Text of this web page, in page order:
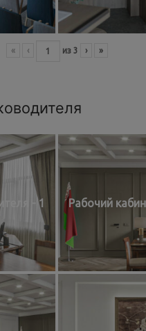
« ‹ из 3 › »
- 1 Рабочий